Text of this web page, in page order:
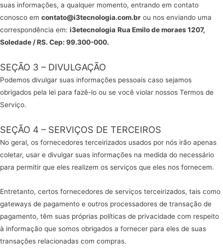
suas informações, a qualquer momento, entrando em contato
conosco em contato@i3tecnologia.com.br ou nos enviando uma
correspondência em: i3etecnologia Rua Emilo de moraes 1207,
Soledade / RS. Cep: 99.300-000.
SEÇÃO 3 – DIVULGAÇÃO
Podemos divulgar suas informações pessoais caso sejamos
obrigados pela lei para fazê-lo ou se você violar nossos Termos de
Serviço.
SEÇÃO 4 – SERVIÇOS DE TERCEIROS
No geral, os fornecedores terceirizados usados por nós irão apenas
coletar, usar e divulgar suas informações na medida do necessário
para permitir que eles realizem os serviços que eles nos fornecem.
Entretanto, certos fornecedores de serviços terceirizados, tais como
gateways de pagamento e outros processadores de transação de
pagamento, têm suas próprias políticas de privacidade com respeito
à informação que somos obrigados a fornecer para eles de suas
transações relacionadas com compras.